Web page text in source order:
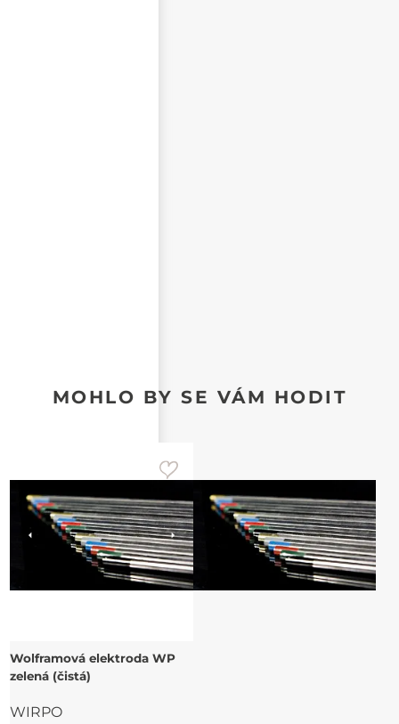
MOHLO BY SE VÁM HODIT
Wolframová elektroda WP
zelená (čistá)
WIRPO